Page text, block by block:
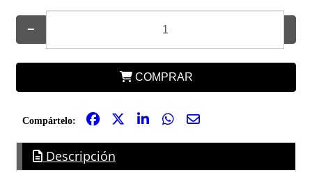
−
COMPRAR
Compártelo:
Descripción